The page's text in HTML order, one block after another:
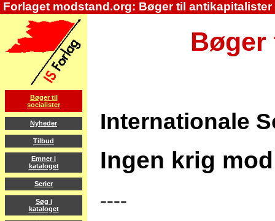
Forlaget modstand.org: Bøger til antikapitalister
Bøger til
socialister
Nyheder
Tilbud
Emner i
kataloget
Serier
Søg i
kataloget
Internationale
Ingen krig
----